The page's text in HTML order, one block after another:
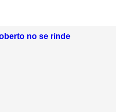
no se rinde